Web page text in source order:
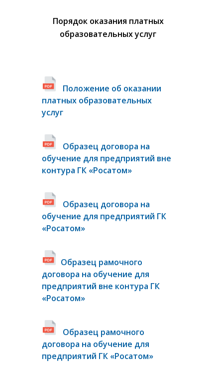
Порядок оказания платных
образовательных услуг
Положение об оказании
платных образовательных
услуг
Образец договора на
обучение для предприятий вне
контура ГК «Росатом»
Образец договора на
обучение для предприятий ГК
«Росатом»
Образец рамочного
договора на обучение для
предприятий вне контура ГК
«Росатом»
Образец рамочного
договора на обучение для
предприятий ГК «Росатом»